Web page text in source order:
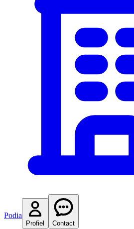
Podia
Profiel Contact